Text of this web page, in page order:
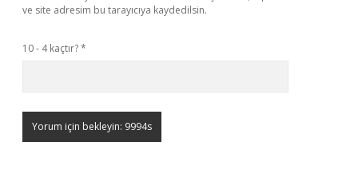
ve site adresim bu tarayıcıya kaydedilsin.
10 - 4 kaçtır?*